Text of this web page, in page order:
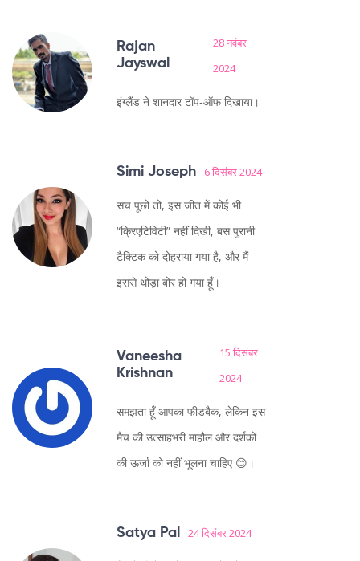
Rajan
Jayswal
28 नवंबर
2024
इंग्लैंड ने शानदार टॉप‑ऑफ दिखाया।
Simi Joseph 6 दिसंबर 2024
सच पूछो तो, इस जीत में कोई भी
“क्रिएटिविटी” नहीं दिखी, बस पुरानी
टैक्टिक को दोहराया गया है, और मैं
इससे थोड़ा बोर हो गया हूँ।
Vaneesha
Krishnan
15 दिसंबर
2024
समझता हूँ आपका फीडबैक, लेकिन इस
मैच की उत्साहभरी माहौल और दर्शकों
की ऊर्जा को नहीं भूलना चाहिए 😊।
Satya Pal 24 दिसंबर 2024